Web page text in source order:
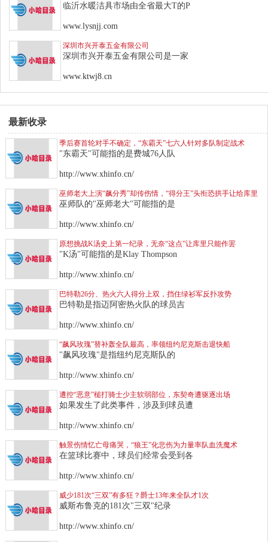
临沂水暖洁具市场由全省最大T的P
www.lysnjj.com
深圳市兴开泰五金有限公司
深圳市兴开泰五金有限公司是一家
www.ktwj8.cn
最新收录
季后赛首轮对手不确定，“东霸天”七六人针对多队制定战术
"东霸天"可能指的是费城76人队
http://www.xhinfo.cn/
巫师老大上演“飙分秀”却传伤情，“得分王”头衔恐拱手让给库里
巫师队的"巫师老大"可能指的是
http://www.xhinfo.cn/
原想挑战K汤史上第一纪录，无奈“这点”让库里只能作罢
"K汤"可能指的是Klay Thompson
http://www.xhinfo.cn/
巴特勒26分、热火六人得分上双，挡住绿衫军反扑攻势
巴特勒是指迈阿密热火队的球员吉
http://www.xhinfo.cn/
“飙风玫瑰”替补轰全队最高，率领纽约尼克斯击退快船
"飙风玫瑰"是指纽约尼克斯队的
http://www.xhinfo.cn/
遭控“恶意”槌打骑士少主软弱部位，东契奇遭驱逐出场
如果发生了此类事件，涉及到球员遭
http://www.xhinfo.cn/
触景伤情忆亡母痛哭，“狼王”化悲伤为力量率队血洗魔术
在篮球比赛中，球员们经常会受到各
http://www.xhinfo.cn/
威少181次“三双”有多狂？爵士13年来全队才1次
威斯布鲁克的181次"三双"纪录
http://www.xhinfo.cn/